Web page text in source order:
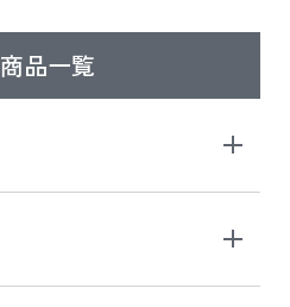
品一覧
2024
チ の新品買取価格